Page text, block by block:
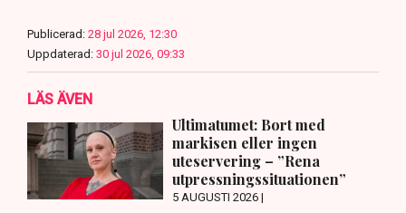
Publicerad: 28 jul 2026, 12:30
Uppdaterad: 30 jul 2026, 09:33
LÄS ÄVEN
Ultimatumet: Bort med
markisen eller ingen
uteservering – ”Rena
utpressningssituationen”
5 AUGUSTI 2026 |